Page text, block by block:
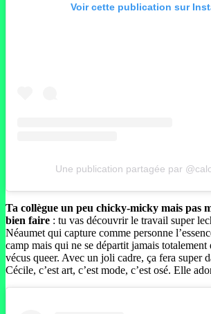
Voir cette publication sur
Une publication partagée par
Ta collègue un peu chicky-micky mais pas
bien faire : tu vas découvrir le travail super
Néaumet qui capture comme personne
camp mais qui ne se départit jamais totalement
vécus queer. Avec un joli cadre, ça fera super
Cécile, c’est art, c’est mode, c’est osé. Elle